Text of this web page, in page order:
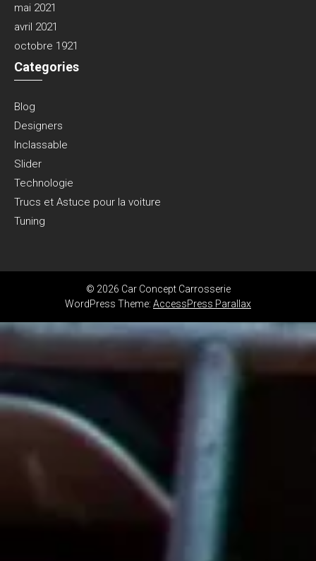
mai 2021
avril 2021
octobre 1921
Categories
Blog
Designers
Inclassable
Slider
Technologie
Trucs et Astuce pour la voiture
Tuning
© 2026 Car Concept Carrosserie
WordPress Theme: AccessPress Parallax